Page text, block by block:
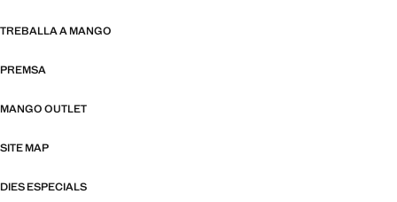
TREBALLA A MANGO
PREMSA
MANGO OUTLET
SITE MAP
DIES ESPECIALS